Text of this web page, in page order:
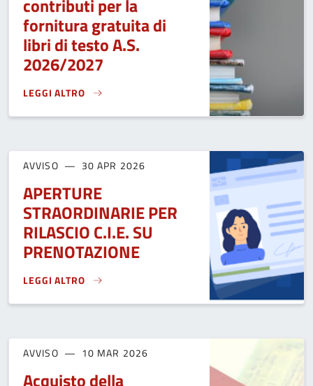
contributi per la
fornitura gratuita di
libri di testo A.S.
2026/2027
LEGGI ALTRO
BANDO PER L'ASSEGNAZIONE DEI CONTRIBUTI PER LA
AVVISO 30 APR 2026
APERTURE
STRAORDINARIE PER
RILASCIO C.I.E. SU
PRENOTAZIONE
LEGGI ALTRO
APERTURE STRAORDINARIE PER RILASCIO C.I.E. SU
AVVISO 10 MAR 2026
Acquisto della